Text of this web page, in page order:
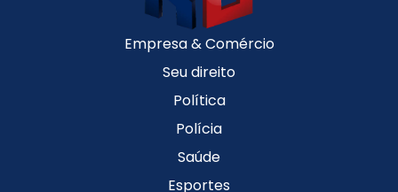
Empresa & Comércio
Seu direito
Política
Polícia
Saúde
Esportes